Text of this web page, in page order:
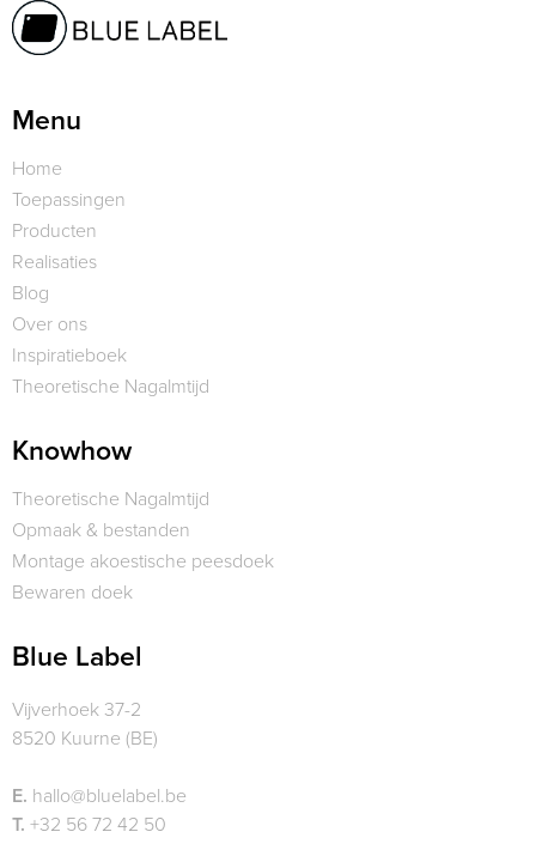
Menu
Home
Toepassingen
Producten
Realisaties
Blog
Over ons
Inspiratieboek
Theoretische Nagalmtijd
Knowhow
Theoretische Nagalmtijd
Opmaak & bestanden
Montage akoestische peesdoek
Bewaren doek
Blue Label
Vijverhoek 37-2
8520 Kuurne (BE)
E. hallo@bluelabel.be
T. +32 56 72 42 50